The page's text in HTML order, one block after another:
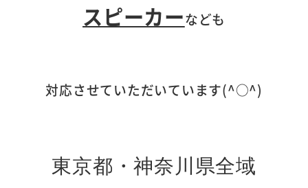
スピーカーなども
対応させていただいています(^○^)
東京都・神奈川県全域